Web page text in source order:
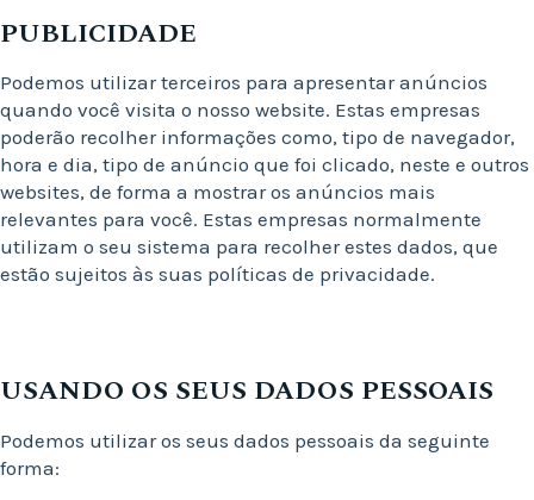
PUBLICIDADE
Podemos utilizar terceiros para apresentar anúncios
quando você visita o nosso website. Estas empresas
poderão recolher informações como, tipo de navegador,
hora e dia, tipo de anúncio que foi clicado, neste e outros
websites, de forma a mostrar os anúncios mais
relevantes para você. Estas empresas normalmente
utilizam o seu sistema para recolher estes dados, que
estão sujeitos às suas políticas de privacidade.
USANDO OS SEUS DADOS PESSOAIS
Podemos utilizar os seus dados pessoais da seguinte
forma: